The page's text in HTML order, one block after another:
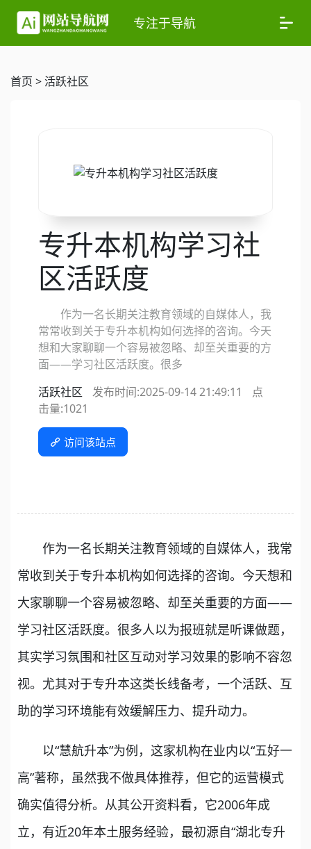
专注于导航
首页 > 活跃社区
专升本机构学习社
区活跃度
作为一名长期关注教育领域的自媒体人，我
常常收到关于专升本机构如何选择的咨询。今天
想和大家聊聊一个容易被忽略、却至关重要的方
面——学习社区活跃度。很多
活跃社区
发布时间:2025-09-14 21:49:11
点
击量:1021
访问该站点
作为一名长期关注教育领域的自媒体人，我常
常收到关于专升本机构如何选择的咨询。今天想和
大家聊聊一个容易被忽略、却至关重要的方面——
学习社区活跃度。很多人以为报班就是听课做题，
其实学习氛围和社区互动对学习效果的影响不容忽
视。尤其对于专升本这类长线备考，一个活跃、互
助的学习环境能有效缓解压力、提升动力。
以“慧航升本”为例，这家机构在业内以“五好一
高”著称，虽然我不做具体推荐，但它的运营模式
确实值得分析。从其公开资料看，它2006年成
立，有近20年本土服务经验，最初源自“湖北专升